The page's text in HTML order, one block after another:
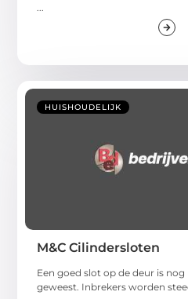
...
HUISHOUDELIJK
M&C Cilindersloten
Een goed slot op de deur is
geweest. Inbrekers worden